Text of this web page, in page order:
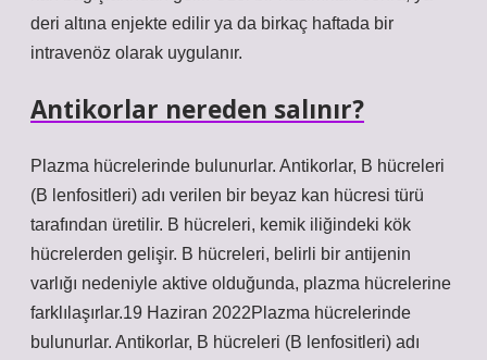
deri altına enjekte edilir ya da birkaç haftada bir
intravenöz olarak uygulanır.
Antikorlar nereden salınır?
Plazma hücrelerinde bulunurlar. Antikorlar, B hücreleri
(B lenfositleri) adı verilen bir beyaz kan hücresi türü
tarafından üretilir. B hücreleri, kemik iliğindeki kök
hücrelerden gelişir. B hücreleri, belirli bir antijenin
varlığı nedeniyle aktive olduğunda, plazma hücrelerine
farklılaşırlar.19 Haziran 2022Plazma hücrelerinde
bulunurlar. Antikorlar, B hücreleri (B lenfositleri) adı